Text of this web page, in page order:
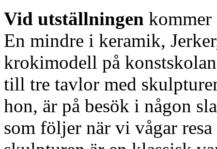
Vid utställningen kommer
En mindre i keramik,
krokimodell på
till tre tavlor med
hon, är på besök i någon
som följer när vi vågar